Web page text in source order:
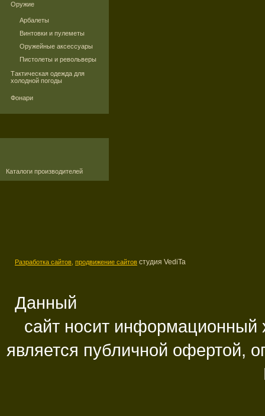
Оружие
Арбалеты
Винтовки и пулеметы
Оружейные аксессуары
Пистолеты и револьверы
Тактическая одежда для
холодной погоды
Фонари
Каталоги производителей
Разработка сайтов, продвижение сайтов студия VediTa
Данный
сайт носит информационный
является публичной офертой,